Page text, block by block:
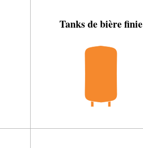
Tanks de bière finie